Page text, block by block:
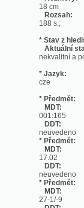
* Stav z hlediska
Aktuální stav:
nekvalitní a
* Jazyk:
* Předmět:
001:165
DDT:
* Předmět:
MDT:
17.02
neuvedeno
* Předmět:
MDT:
27-1/-9
DDT:
neuvedeno
* Předmět:
MDT:
DDT:
neuvedeno